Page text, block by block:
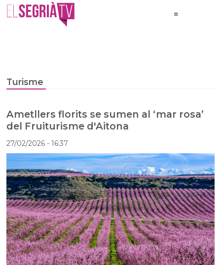
Turisme
Ametllers florits se sumen al ‘mar rosa’
del Fruiturisme d'Aitona
27/02/2026- 16:37